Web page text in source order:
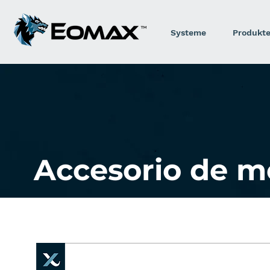
Systeme Produkte
Accesorio de